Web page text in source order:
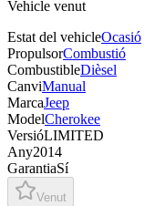
Vehicle venut
Estat del vehicleOcasió
PropulsorCombustió
CombustibleDièsel
CanviManual
MarcaJeep
ModelCherokee
VersióLIMITED
Any2014
GarantiaSí
Venut